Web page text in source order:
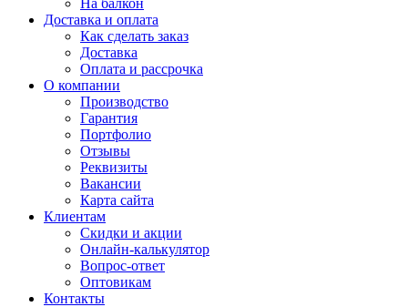
На балкон
Доставка и оплата
Как сделать заказ
Доставка
Оплата и рассрочка
О компании
Производство
Гарантия
Портфолио
Отзывы
Реквизиты
Вакансии
Карта сайта
Клиентам
Скидки и акции
Онлайн-калькулятор
Вопрос-ответ
Оптовикам
Контакты